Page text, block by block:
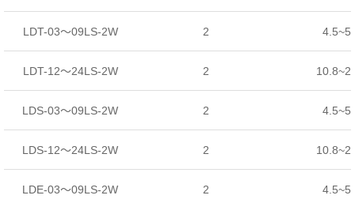
LDT-03～09LS-2W 2
LDT-12～24LS-2W 2
LDS-03～09LS-2W 2
LDS-12～24LS-2W 2
LDE-03～09LS-2W 2